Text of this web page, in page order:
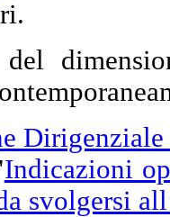
Indicazioni
svolgersi